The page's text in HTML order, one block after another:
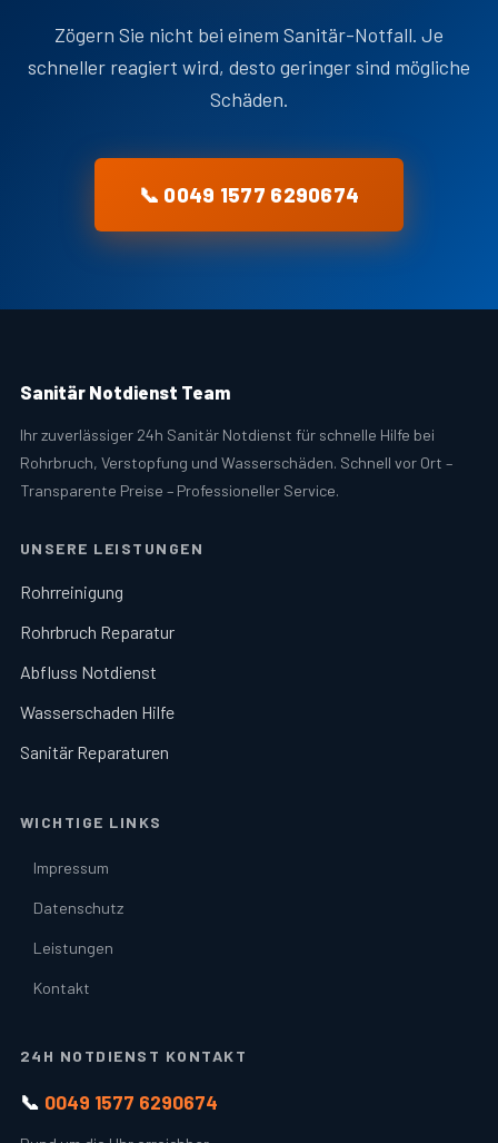
Zögern Sie nicht bei einem Sanitär-Notfall. Je
schneller reagiert wird, desto geringer sind mögliche
Schäden.
📞 0049 1577 6290674
Sanitär Notdienst Team
Ihr zuverlässiger 24h Sanitär Notdienst für schnelle Hilfe bei
Rohrbruch, Verstopfung und Wasserschäden. Schnell vor Ort –
Transparente Preise – Professioneller Service.
UNSERE LEISTUNGEN
Rohrreinigung
Rohrbruch Reparatur
Abfluss Notdienst
Wasserschaden Hilfe
Sanitär Reparaturen
WICHTIGE LINKS
Impressum
Datenschutz
Leistungen
Kontakt
24H NOTDIENST KONTAKT
📞 0049 1577 6290674